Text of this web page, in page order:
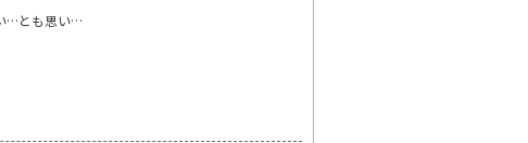
…とも思い…